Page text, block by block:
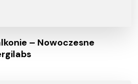
– Nowoczesne